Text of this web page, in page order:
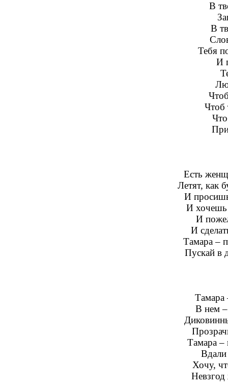
В
В
Тебя
И
Чтоб
Есть
Летят, как
И
И хочешь
И
И
Тамара –
Пускай в
Тамара
В нем –
Тамара –
Вдали
Хочу,
Невзгод